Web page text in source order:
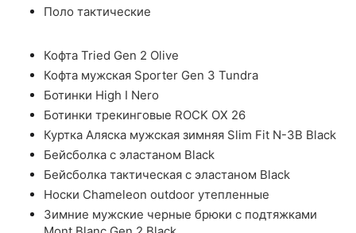
Поло тактические
Кофта Tried Gen 2 Olive
Кофта мужская Sporter Gen 3 Tundra
Ботинки High I Nero
Ботинки трекинговые ROCK OX 26
Куртка Аляска мужская зимняя Slim Fit N-3B Black
Бейсболка с эластаном Black
Бейсболка тактическая с эластаном Black
Носки Chameleon outdoor утепленные
Зимние мужские черные брюки с подтяжками